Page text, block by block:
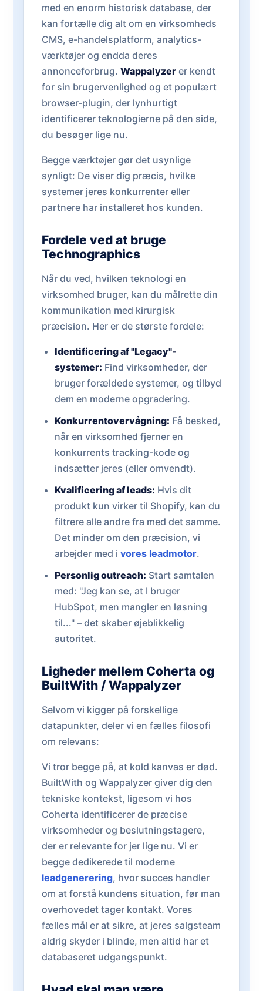
med en enorm historisk database, der
kan fortælle dig alt om en virksomheds
CMS, e-handelsplatform, analytics-
værktøjer og endda deres
annonceforbrug. Wappalyzer er kendt
for sin brugervenlighed og et populært
browser-plugin, der lynhurtigt
identificerer teknologierne på den side,
du besøger lige nu.
Begge værktøjer gør det usynlige
synligt: De viser dig præcis, hvilke
systemer jeres konkurrenter eller
partnere har installeret hos kunden.
Fordele ved at bruge
Technographics
Når du ved, hvilken teknologi en
virksomhed bruger, kan du målrette din
kommunikation med kirurgisk
præcision. Her er de største fordele:
Identificering af "Legacy"-
systemer: Find virksomheder, der
bruger forældede systemer, og tilbyd
dem en moderne opgradering.
Konkurrentovervågning: Få besked,
når en virksomhed fjerner en
konkurrents tracking-kode og
indsætter jeres (eller omvendt).
Kvalificering af leads: Hvis dit
produkt kun virker til Shopify, kan du
filtrere alle andre fra med det samme.
Det minder om den præcision, vi
arbejder med i vores leadmotor.
Personlig outreach: Start samtalen
med: "Jeg kan se, at I bruger
HubSpot, men mangler en løsning
til..." – det skaber øjeblikkelig
autoritet.
Ligheder mellem Coherta og
BuiltWith / Wappalyzer
Selvom vi kigger på forskellige
datapunkter, deler vi en fælles filosofi
om relevans:
Vi tror begge på, at kold kanvas er død.
BuiltWith og Wappalyzer giver dig den
tekniske kontekst, ligesom vi hos
Coherta identificerer de præcise
virksomheder og beslutningstagere,
der er relevante for jer lige nu. Vi er
begge dedikerede til moderne
leadgenerering, hvor succes handler
om at forstå kundens situation, før man
overhovedet tager kontakt. Vores
fælles mål er at sikre, at jeres salgsteam
aldrig skyder i blinde, men altid har et
databaseret udgangspunkt.